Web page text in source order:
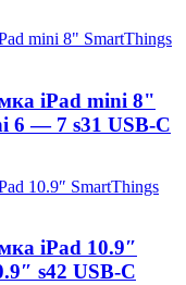
iPad mini 8"
6 — 7 s31 USB-C
iPad 10.9″
s42 USB-C